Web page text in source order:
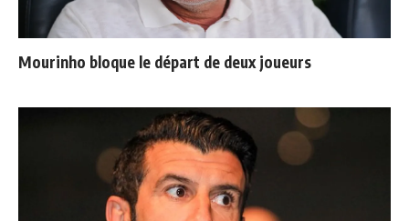
Mourinho bloque le départ de deux joueurs